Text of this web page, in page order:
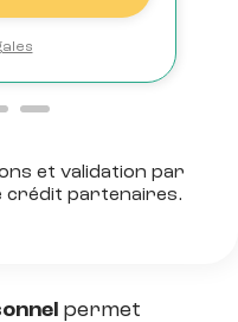
et validation par
crédit partenaires.
permet